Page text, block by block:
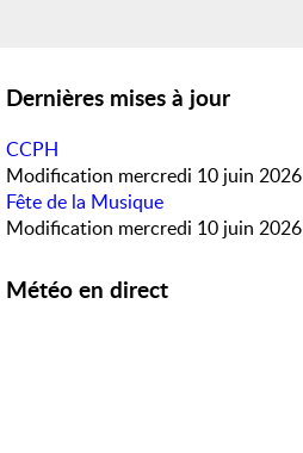
Dernières mises à jour
CCPH
Modification mercredi 10 juin 2026
Fête de la Musique
Modification mercredi 10 juin 2026
Météo en direct